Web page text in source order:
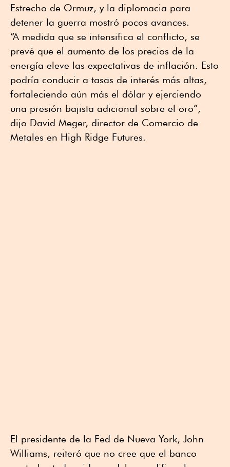
Estrecho de Ormuz, y la diplomacia para
detener la guerra mostró pocos avances.
“A medida que se intensifica el conflicto, se
prevé que el aumento de los precios de la
energía eleve las expectativas de inflación. Esto
podría conducir a tasas de interés más altas,
fortaleciendo aún más el dólar y ejerciendo
una presión bajista adicional sobre el oro”,
dijo David Meger, director de Comercio de
Metales en High Ridge Futures.
El presidente de la Fed de Nueva York, John
Williams, reiteró que no cree que el banco